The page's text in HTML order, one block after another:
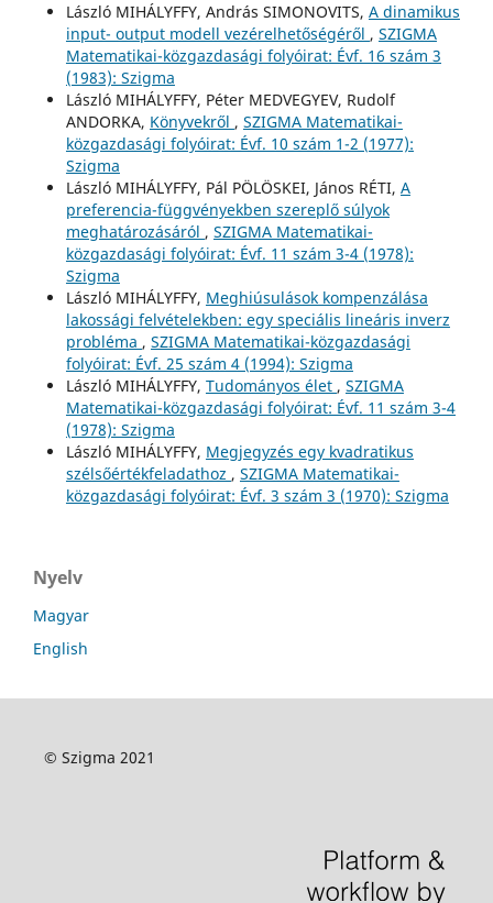
László MIHÁLYFFY, András SIMONOVITS, A dinamikus
input- output modell vezérelhetőségéről , SZIGMA
Matematikai-közgazdasági folyóirat: Évf. 16 szám 3
(1983): Szigma
László MIHÁLYFFY, Péter MEDVEGYEV, Rudolf
ANDORKA, Könyvekről , SZIGMA Matematikai-
közgazdasági folyóirat: Évf. 10 szám 1-2 (1977):
Szigma
László MIHÁLYFFY, Pál PÖLÖSKEI, János RÉTI, A
preferencia-függvényekben szereplő súlyok
meghatározásáról , SZIGMA Matematikai-
közgazdasági folyóirat: Évf. 11 szám 3-4 (1978):
Szigma
László MIHÁLYFFY, Meghiúsulások kompenzálása
lakossági felvételekben: egy speciális lineáris inverz
probléma , SZIGMA Matematikai-közgazdasági
folyóirat: Évf. 25 szám 4 (1994): Szigma
László MIHÁLYFFY, Tudományos élet , SZIGMA
Matematikai-közgazdasági folyóirat: Évf. 11 szám 3-4
(1978): Szigma
László MIHÁLYFFY, Megjegyzés egy kvadratikus
szélsőértékfeladathoz , SZIGMA Matematikai-
közgazdasági folyóirat: Évf. 3 szám 3 (1970): Szigma
Nyelv
Magyar
English
© Szigma 2021